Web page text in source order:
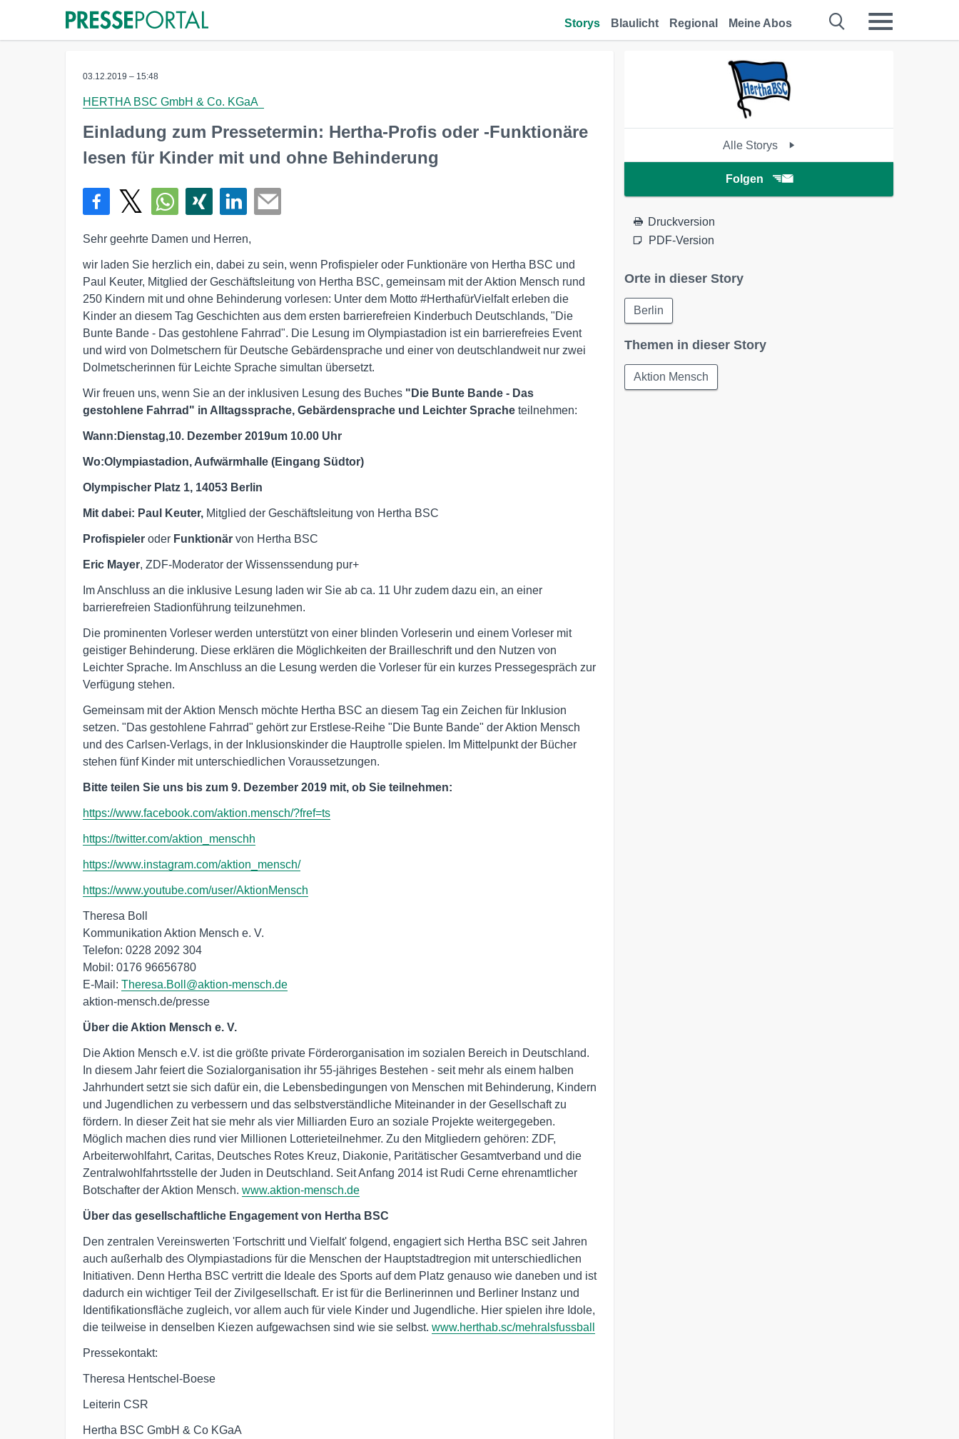
Storys Blaulicht Regional Meine Abos
03.12.2019 – 15:48
HERTHA BSC GmbH & Co. KGaA
Einladung zum Pressetermin: Hertha-Profis oder -Funktionäre
lesen für Kinder mit und ohne Behinderung
Sehr geehrte Damen und Herren,
wir laden Sie herzlich ein, dabei zu sein, wenn Profispieler oder Funktionäre von Hertha BSC und
Paul Keuter, Mitglied der Geschäftsleitung von Hertha BSC, gemeinsam mit der Aktion Mensch rund
250 Kindern mit und ohne Behinderung vorlesen: Unter dem Motto #HerthafürVielfalt erleben die
Kinder an diesem Tag Geschichten aus dem ersten barrierefreien Kinderbuch Deutschlands, "Die
Bunte Bande - Das gestohlene Fahrrad". Die Lesung im Olympiastadion ist ein barrierefreies Event
und wird von Dolmetschern für Deutsche Gebärdensprache und einer von deutschlandweit nur zwei
Dolmetscherinnen für Leichte Sprache simultan übersetzt.
Wir freuen uns, wenn Sie an der inklusiven Lesung des Buches "Die Bunte Bande - Das
gestohlene Fahrrad" in Alltagssprache, Gebärdensprache und Leichter Sprache teilnehmen:
Wann: Dienstag,10. Dezember 2019um 10.00 Uhr
Wo:Olympiastadion, Aufwärmhalle (Eingang Südtor)
Olympischer Platz 1, 14053 Berlin
Mit dabei: Paul Keuter, Mitglied der Geschäftsleitung von Hertha BSC
Profispieler oder Funktionär von Hertha BSC
Eric Mayer, ZDF-Moderator der Wissenssendung pur+
Im Anschluss an die inklusive Lesung laden wir Sie ab ca. 11 Uhr zudem dazu ein, an einer
barrierefreien Stadionführung teilzunehmen.
Die prominenten Vorleser werden unterstützt von einer blinden Vorleserin und einem Vorleser mit
geistiger Behinderung. Diese erklären die Möglichkeiten der Brailleschrift und den Nutzen von
Leichter Sprache. Im Anschluss an die Lesung werden die Vorleser für ein kurzes Pressegespräch zur
Verfügung stehen.
Gemeinsam mit der Aktion Mensch möchte Hertha BSC an diesem Tag ein Zeichen für Inklusion
setzen. "Das gestohlene Fahrrad" gehört zur Erstlese-Reihe "Die Bunte Bande" der Aktion Mensch
und des Carlsen-Verlags, in der Inklusionskinder die Hauptrolle spielen. Im Mittelpunkt der Bücher
stehen fünf Kinder mit unterschiedlichen Voraussetzungen.
Bitte teilen Sie uns bis zum 9. Dezember 2019 mit, ob Sie teilnehmen:
https://www.facebook.com/aktion.mensch/?fref=ts
https://twitter.com/aktion_menschh
https://www.instagram.com/aktion_mensch/
https://www.youtube.com/user/AktionMensch
Theresa Boll
Kommunikation Aktion Mensch e. V.
Telefon: 0228 2092 304
Mobil: 0176 96656780
E-Mail: Theresa.Boll@aktion-mensch.de
aktion-mensch.de/presse
Über die Aktion Mensch e. V.
Die Aktion Mensch e.V. ist die größte private Förderorganisation im sozialen Bereich in Deutschland.
In diesem Jahr feiert die Sozialorganisation ihr 55-jähriges Bestehen - seit mehr als einem halben
Jahrhundert setzt sie sich dafür ein, die Lebensbedingungen von Menschen mit Behinderung, Kindern
und Jugendlichen zu verbessern und das selbstverständliche Miteinander in der Gesellschaft zu
fördern. In dieser Zeit hat sie mehr als vier Milliarden Euro an soziale Projekte weitergegeben.
Möglich machen dies rund vier Millionen Lotterieteilnehmer. Zu den Mitgliedern gehören: ZDF,
Arbeiterwohlfahrt, Caritas, Deutsches Rotes Kreuz, Diakonie, Paritätischer Gesamtverband und die
Zentralwohlfahrtsstelle der Juden in Deutschland. Seit Anfang 2014 ist Rudi Cerne ehrenamtlicher
Botschafter der Aktion Mensch. www.aktion-mensch.de
Über das gesellschaftliche Engagement von Hertha BSC
Den zentralen Vereinswerten 'Fortschritt und Vielfalt' folgend, engagiert sich Hertha BSC seit Jahren
auch außerhalb des Olympiastadions für die Menschen der Hauptstadtregion mit unterschiedlichen
Initiativen. Denn Hertha BSC vertritt die Ideale des Sports auf dem Platz genauso wie daneben und ist
dadurch ein wichtiger Teil der Zivilgesellschaft. Er ist für die Berlinerinnen und Berliner Instanz und
Identifikationsfläche zugleich, vor allem auch für viele Kinder und Jugendliche. Hier spielen ihre Idole,
die teilweise in denselben Kiezen aufgewachsen sind wie sie selbst. www.herthab.sc/mehralsfussball
Pressekontakt:
Theresa Hentschel-Boese
Leiterin CSR
Hertha BSC GmbH & Co KGaA
Alle Storys
Folgen
Druckversion
PDF-Version
Orte in dieser Story
Berlin
Themen in dieser Story
Aktion Mensch